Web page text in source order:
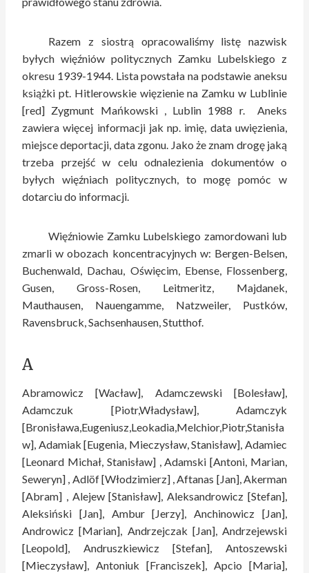
Razem z siostrą opracowaliśmy listę nazwisk
byłych więźniów politycznych Zamku Lubelskiego z
okresu 1939-1944. Lista powstała na podstawie aneksu
książki pt. Hitlerowskie więzienie na Zamku w Lublinie
[red] Zygmunt Mańkowski , Lublin 1988 r. Aneks
zawiera więcej informacji jak np. imię, data uwięzienia,
miejsce deportacji, data zgonu. Jako że znam drogę jaką
trzeba przejść w celu odnalezienia dokumentów o
byłych więźniach politycznych, to mogę pomóc w
dotarciu do informacji.
Więźniowie Zamku Lubelskiego zamordowani lub
zmarli w obozach koncentracyjnych w: Bergen-Belsen,
Buchenwald, Dachau, Oświęcim, Ebense, Flossenberg,
Gusen, Gross-Rosen, Leitmeritz, Majdanek,
Mauthausen, Nauengamme, Natzweiler, Pustków,
Ravensbruck, Sachsenhausen, Stutthof.
A
Abramowicz [Wacław], Adamczewski [Bolesław],
Adamczuk [Piotr,Władysław], Adamczyk
[Bronisława,Eugeniusz,Leokadia,Melchior,Piotr,Stanisła
w], Adamiak [Eugenia, Mieczysław, Stanisław], Adamiec
[Leonard Michał, Stanisław] , Adamski [Antoni, Marian,
Seweryn] , Adlöf [Włodzimierz] , Aftanas [Jan], Akerman
[Abram] , Alejew [Stanisław], Aleksandrowicz [Stefan],
Aleksiński [Jan], Ambur [Jerzy], Anchinowicz [Jan],
Androwicz [Marian], Andrzejczak [Jan], Andrzejewski
[Leopold], Andruszkiewicz [Stefan], Antoszewski
[Mieczysław], Antoniuk [Franciszek], Apcio [Maria],